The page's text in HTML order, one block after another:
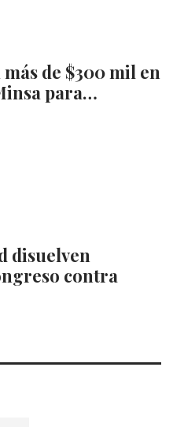
de $300 mil en
para…
disuelven
contra